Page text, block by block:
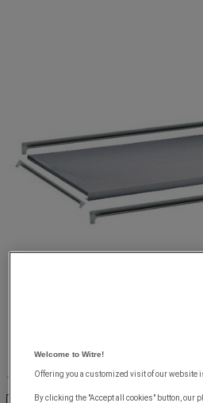
Type produkt :
Welcome to Witre!
Offering you a customized visit of our website
By clicking the "Accept all cookies" button, our